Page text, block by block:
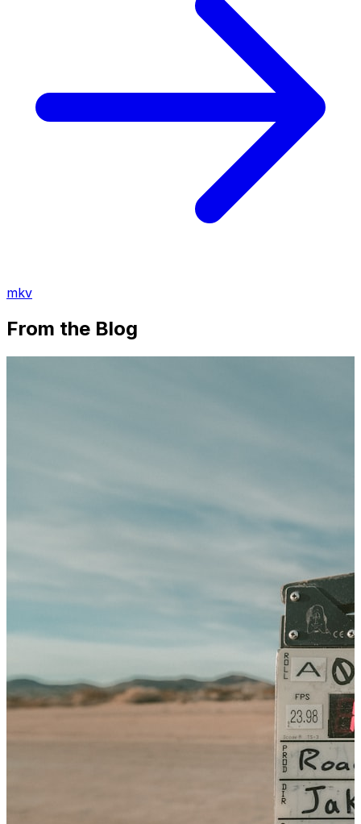
mkv
From the Blog